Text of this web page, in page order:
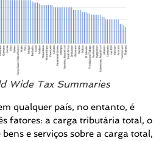
Wide Tax Summaries
qualquer país, no entanto, é
fatores: a carga tributária total, o
e serviços sobre a carga total,